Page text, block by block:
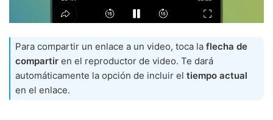
Para compartir un enlace a un video, toca la flecha de
compartir en el reproductor de video. Te dará
automáticamente la opción de incluir el tiempo actual
en el enlace.